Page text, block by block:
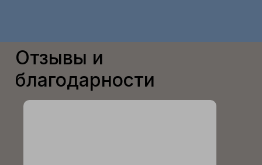
Отзывы и
благодарности